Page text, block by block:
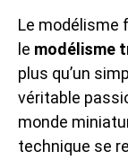
Le modélisme
le modélisme
plus qu’un
véritable
monde
technique se